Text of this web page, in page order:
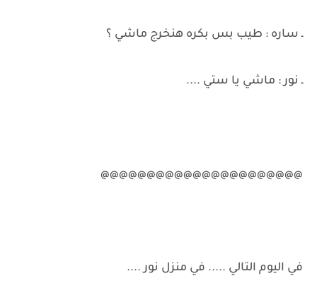
ـ ساره : طيب بس بكره هنخرج ماشي ؟
ـ نور : ماشي يا ستي ....
@@@@@@@@@@@@@@@@@@@@@@
في اليوم التالي ..... في منزل نور ....